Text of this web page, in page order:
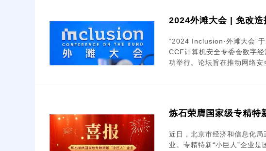
2024外滩大会 | 免改造
“2024 Inclusion·外滩大会”
CCF计算机安全专委会数字
功举行。论坛旨在推动网络安
炼石荣膺国家级专精特
近日，北京市经济和信息化局
业。专精特新“小巨人”企业